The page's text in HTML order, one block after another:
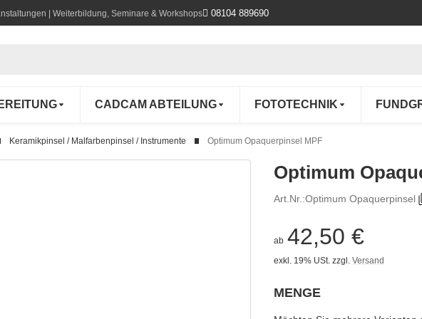
| Weiterbildung, Seminare & Workshops 08104 889690
CADCAM ABTEILUNG FOTOTECHNIK
Keramikpinsel / Malfarbenpinsel / Instrumente Optimum Opaquerpinsel MPF
Optimum
Art.Nr.:Optimum Opaquerpinsel
ab 42,50 €
exkl. 19% USt. zzgl. Versand
MENGE